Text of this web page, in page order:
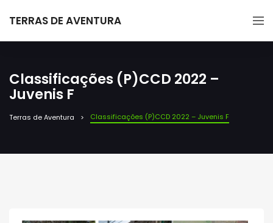
TERRAS DE AVENTURA
Classificações (P)CCD 2022 –
Juvenis F
Terras de Aventura Classificações (P)CCD 2022 – Juvenis F